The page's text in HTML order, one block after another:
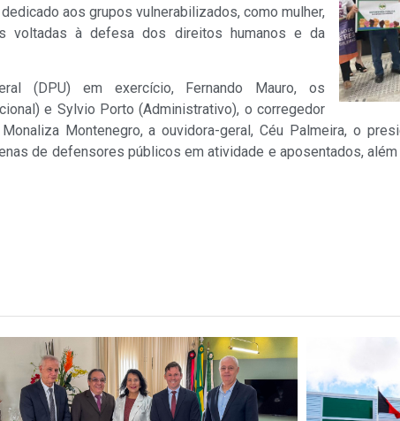
aos grupos vulnerabilizados, como mulher,
voltadas à defesa dos direitos humanos e da
(DPU) em exercício, Fernando Mauro, os
e Sylvio Porto (Administrativo), o corregedor
Montenegro, a ouvidora-geral, Céu Palmeira, o
de defensores públicos em atividade e aposentados,